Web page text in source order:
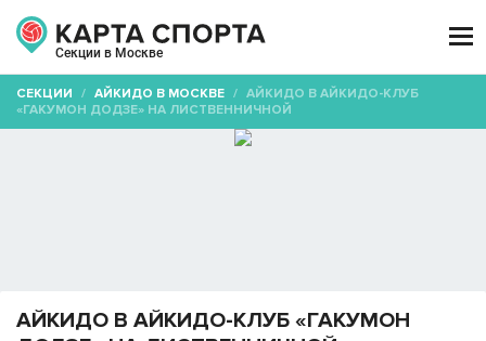
Секции в Москве

СЕКЦИИ / АЙКИДО В МОСКВЕ / АЙКИДО В АЙКИДО-КЛУБ
«ГАКУМОН ДОДЗЕ» НА ЛИСТВЕННИЧНОЙ
АЙКИДО В АЙКИДО-КЛУБ «ГАКУМОН